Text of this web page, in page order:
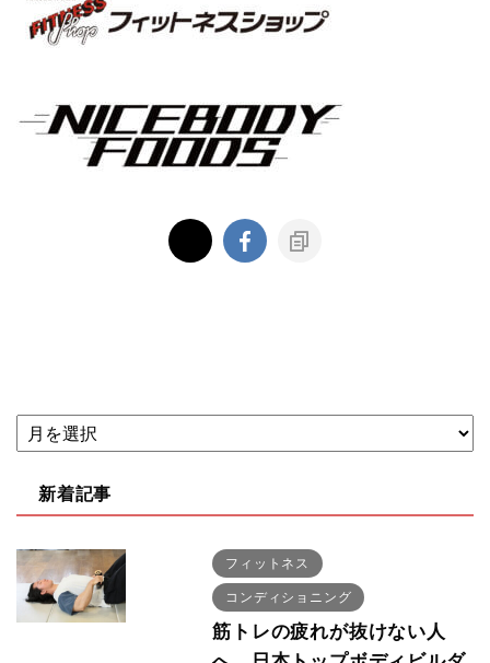
新着記事
フィットネス
コンディショニング
筋トレの疲れが抜けない人